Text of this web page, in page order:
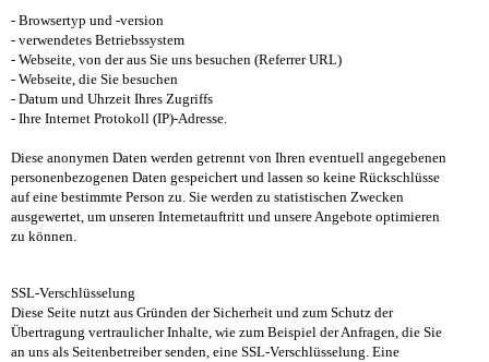
- Browsertyp und -version
- verwendetes Betriebssystem
- Webseite, von der aus Sie uns besuchen (Referrer URL)
- Webseite, die Sie besuchen
- Datum und Uhrzeit Ihres Zugriffs
- Ihre Internet Protokoll (IP)-Adresse.
Diese anonymen Daten werden getrennt von Ihren eventuell angegebenen
personenbezogenen Daten gespeichert und lassen so keine Rückschlüsse
auf eine bestimmte Person zu. Sie werden zu statistischen Zwecken
ausgewertet, um unseren Internetauftritt und unsere Angebote optimieren
zu können.
SSL-Verschlüsselung
Diese Seite nutzt aus Gründen der Sicherheit und zum Schutz der
Übertragung vertraulicher Inhalte, wie zum Beispiel der Anfragen, die Sie
an uns als Seitenbetreiber senden, eine SSL-Verschlüsselung. Eine